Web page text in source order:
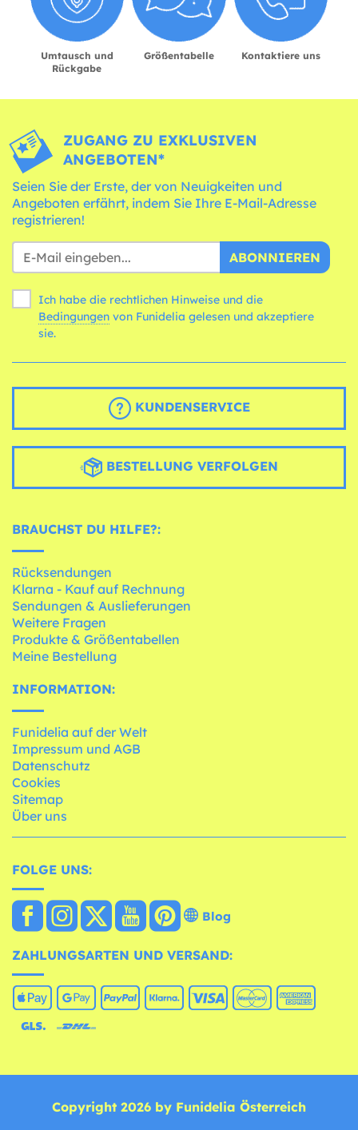
Umtausch und
Rückgabe
Größentabelle Kontaktiere uns
ZUGANG ZU EXKLUSIVEN
ANGEBOTEN*
Seien Sie der Erste, der von Neuigkeiten und
Angeboten erfährt, indem Sie Ihre E-Mail-Adresse
registrieren!
ABONNIEREN
Ich habe die rechtlichen Hinweise und die
Bedingungen
sie.
KUNDENSERVICE
BESTELLUNG VERFOLGEN
BRAUCHST DU HILFE?:
Rücksendungen
Klarna - Kauf auf Rechnung
Sendungen & Auslieferungen
Weitere Fragen
Produkte & Größentabellen
Meine Bestellung
INFORMATION:
Funidelia auf der Welt
Impressum und AGB
Datenschutz
Cookies
Sitemap
Über uns
FOLGE UNS:
Blog
ZAHLUNGSARTEN UND VERSAND:
Copyright 2026 by Funidelia Österreich